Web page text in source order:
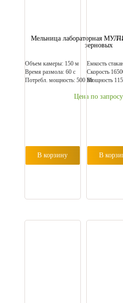
Мельница лабораторная
зерновых
Объем камеры: 150 м
Время размола: 60 с
Потребл. мощность: 500 Вт
Цена по запросу
В корзину
Емкость
Скорость
Мощность
В